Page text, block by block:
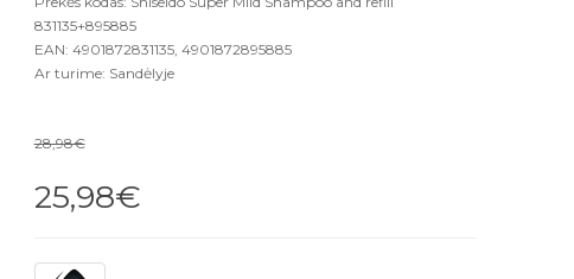
831135+895885
EAN: 4901872831135, 4901872895885
Ar turime: Sandėlyje
28,98€
25,98€